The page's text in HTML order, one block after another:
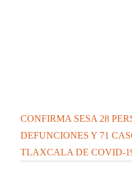
CONFIRMA SESA 28
DEFUNCIONES Y 71
TLAXCALA DE COVID-